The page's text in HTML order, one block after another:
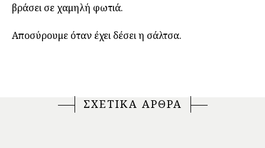
βράσει σε χαμηλή φωτιά.
Αποσύρουμε όταν έχει δέσει η σάλτσα.
ΣΧΕΤΙΚΑ ΑΡΘΡΑ